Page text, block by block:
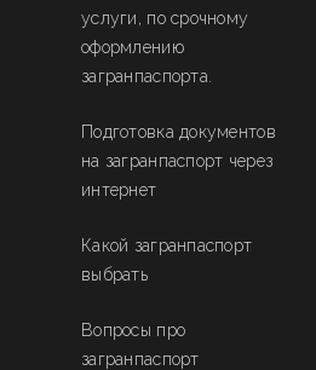
услуги, по срочному
оформлению
загранпаспорта.
Подготовка документов
на загранпаспорт через
интернет
Какой загранпаспорт
выбрать
Вопросы про
загранпаспорт